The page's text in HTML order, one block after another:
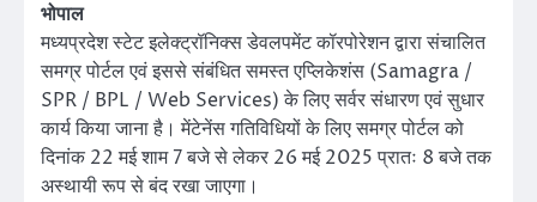
भोपाल
मध्यप्रदेश स्टेट इलेक्ट्रॉनिक्स डेवलपमेंट कॉरपोरेशन द्वारा संचालित
समग्र पोर्टल एवं इससे संबंधित समस्त एप्लिकेशंस (Samagra /
SPR / BPL / Web Services) के लिए सर्वर संधारण एवं सुधार
कार्य किया जाना है। मेंटेनेंस गतिविधियों के लिए समग्र पोर्टल को
दिनांक 22 मई शाम 7 बजे से लेकर 26 मई 2025 प्रातः 8 बजे तक
अस्थायी रूप से बंद रखा जाएगा।